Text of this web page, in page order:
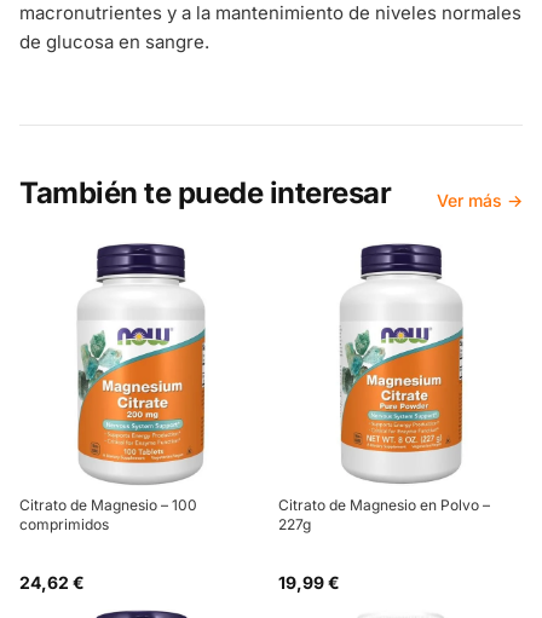
macronutrientes y a la mantenimiento de niveles normales
de glucosa en sangre.
También te puede interesar Ver más →
Citrato de Magnesio – 100
comprimidos
24,62 €
Citrato de Magnesio en Polvo –
227g
19,99 €